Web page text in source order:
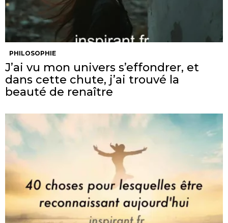
PHILOSOPHIE
J’ai vu mon univers s’effondrer, et
dans cette chute, j’ai trouvé la
beauté de renaître